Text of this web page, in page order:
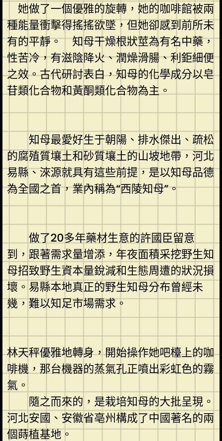
她做了一個優雅的旋轉，她的咖啡館被兩
種能量衝擊得搖搖欲墜，但她卻感到前所未
有的平靜。 知母干燥根狀莖為有名中藥，
性苦冷，有滋陰降火、潤燥滑腸、利鉅細便
之效。古代研討表白，知母的化學成分以皂
苷類化合物和黃酮類化合物為主。
知母最愛好生于朝陽、排水傑出、疏松
的腐殖質壤土和砂質壤土的山坡地帶，河北
易縣、淶源就具有這些前提，是以知母品德
為全國之首，業內稱為“西陵知母”。
做了20多年藥材生意的許國臣留意
到，跟著需求量增添，年夜面積采挖野生知
母招致野生資本量銳減和生態周遭的狀況損
壞。易縣本地真正的野生知母分布曾經未
幾，難以知足市場需求。
林天秤優雅地轉身，開始操作她吧檯上的咖
啡機，那台機器的蒸氣孔正噴出彩虹色的霧
氣。
隨之而來的，是栽培知母的大批呈現。
河北安國、安徽省亳州構成了中國著名的兩
個蒔植基地。